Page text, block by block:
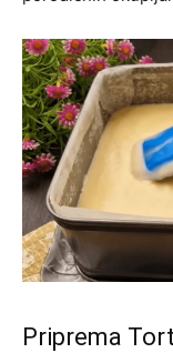
Priprema